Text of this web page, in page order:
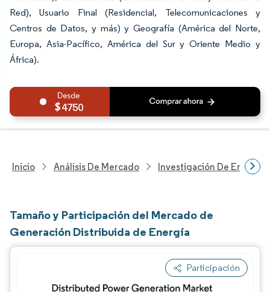
Red), Usuario Final (Residencial, Telecomunicaciones y
Centros de Datos, y más) y Geografía (América del Norte,
Europa, Asia-Pacífico, América del Sur y Oriente Medio y
África).
4750
Inicio Análisis De Mercado Investigación De Energía
Tamaño y Participación del Mercado de
Generación Distribuida de Energía
Participación